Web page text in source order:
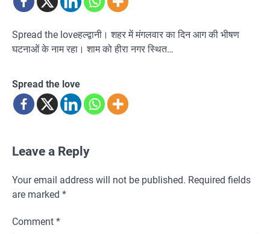
Spread the loveहल्द्वानी। शहर में मंगलवार का दिन आग की भीषण
घटनाओं के नाम रहा। शाम को हीरा नगर स्थित…
Spread the love
Leave a Reply
Your email address will not be published. Required fields
are marked *
Comment *